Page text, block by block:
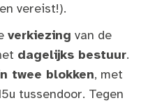
vereist!).
verkiezing van de
dagelijks bestuur.
twee blokken, met
tussendoor. Tegen